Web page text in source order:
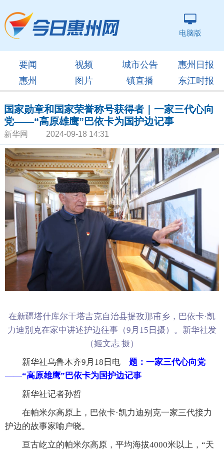
电脑版
要闻 视频 城市公告
惠州日报
惠州
图片 镇直播 东江时报
国家勋章和国家荣誉称号获得者｜一家三代心向
党——“高原雄鹰”巴依卡为国护边记事
新华网 2024-09-18 14:31
在新疆塔什库尔干塔吉克自治县提孜那甫乡，巴依卡·凯
力迪别克在家中讲述护边往事（9月15日摄）。新华社发
（姬文志 摄）
新华社乌鲁木齐9月18日电 题：一家三代心向党
——“高原雄鹰”巴依卡为国护边记事
新华社记者孙哲
在帕米尔高原上，巴依卡·凯力迪别克一家三代接力
护边的故事家喻户晓。
亘古屹立的帕米尔高原，平均海拔4000米以上，“天